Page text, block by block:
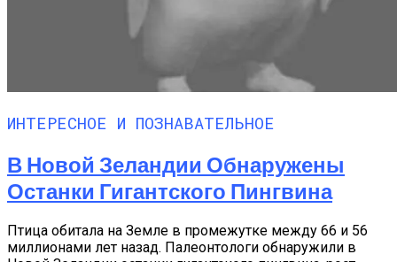
ИНТЕРЕСНОЕ И ПОЗНАВАТЕЛЬНОЕ
В Новой Зеландии Обнаружены
Останки Гигантского Пингвина
Птица обитала на Земле в промежутке между 66 и 56
миллионами лет назад. Палеонтологи обнаружили в